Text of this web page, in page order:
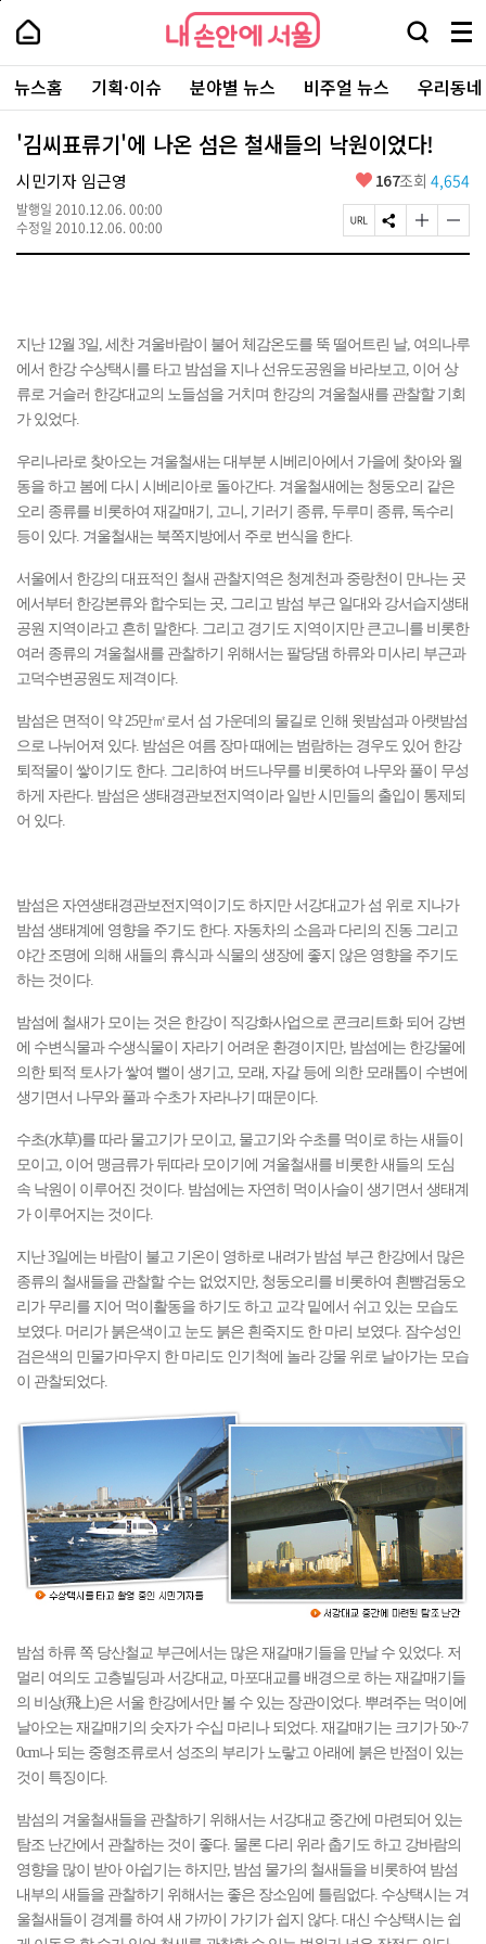
본
로
가
내
손
안
에
서
울
-
서
울
시
대
표
소
내
손
에
울
검
창
열
기
메
뉴
전
체
보
주
요
서
뉴스홈 기획·이슈 분야별 뉴스 비주얼 뉴스 우리동
'김씨표류기'에 나온 섬은 철새들의 낙원이었다!
시민기자 임근영
발행일 2010.12.06. 00:00
수정일 2010.12.06. 00:00
좋
요
167조회 4,654
페
이
복
사
S
N
기
글
자
변
경
하
기
글
자
변
경
하
기
지난 12월 3일, 세찬 겨울바람이 불어 체감온도를 뚝 떨어트린 날, 여의나루
에서 한강 수상택시를 타고 밤섬을 지나 선유도공원을 바라보고, 이어 상
류로 거슬러 한강대교의 노들섬을 거치며 한강의 겨울철새를 관찰할 기회
가 있었다.
우리나라로 찾아오는 겨울철새는 대부분 시베리아에서 가을에 찾아와 월
동을 하고 봄에 다시 시베리아로 돌아간다. 겨울철새에는 청둥오리 같은
오리 종류를 비롯하여 재갈매기, 고니, 기러기 종류, 두루미 종류, 독수리
등이 있다. 겨울철새는 북쪽지방에서 주로 번식을 한다.
서울에서 한강의 대표적인 철새 관찰지역은 청계천과 중랑천이 만나는 곳
에서부터 한강본류와 합수되는 곳, 그리고 밤섬 부근 일대와 강서습지생태
공원 지역이라고 흔히 말한다. 그리고 경기도 지역이지만 큰고니를 비롯한
여러 종류의 겨울철새를 관찰하기 위해서는 팔당댐 하류와 미사리 부근과
고덕수변공원도 제격이다.
밤섬은 면적이 약 25만㎡로서 섬 가운데의 물길로 인해 윗밤섬과 아랫밤섬
으로 나뉘어져 있다. 밤섬은 여름 장마 때에는 범람하는 경우도 있어 한강
퇴적물이 쌓이기도 한다. 그리하여 버드나무를 비롯하여 나무와 풀이 무성
하게 자란다. 밤섬은 생태경관보전지역이라 일반 시민들의 출입이 통제되
어 있다.
밤섬은 자연생태경관보전지역이기도 하지만 서강대교가 섬 위로 지나가
밤섬 생태계에 영향을 주기도 한다. 자동차의 소음과 다리의 진동 그리고
야간 조명에 의해 새들의 휴식과 식물의 생장에 좋지 않은 영향을 주기도
하는 것이다.
밤섬에 철새가 모이는 것은 한강이 직강화사업으로 콘크리트화 되어 강변
에 수변식물과 수생식물이 자라기 어려운 환경이지만, 밤섬에는 한강물에
의한 퇴적 토사가 쌓여 뻘이 생기고, 모래, 자갈 등에 의한 모래톱이 수변에
생기면서 나무와 풀과 수초가 자라나기 때문이다.
수초(水草)를 따라 물고기가 모이고, 물고기와 수초를 먹이로 하는 새들이
모이고, 이어 맹금류가 뒤따라 모이기에 겨울철새를 비롯한 새들의 도심
속 낙원이 이루어진 것이다. 밤섬에는 자연히 먹이사슬이 생기면서 생태계
가 이루어지는 것이다.
지난 3일에는 바람이 불고 기온이 영하로 내려가 밤섬 부근 한강에서 많은
종류의 철새들을 관찰할 수는 없었지만, 청둥오리를 비롯하여 흰뺨검둥오
리가 무리를 지어 먹이활동을 하기도 하고 교각 밑에서 쉬고 있는 모습도
보였다. 머리가 붉은색이고 눈도 붉은 흰죽지도 한 마리 보였다. 잠수성인
검은색의 민물가마우지 한 마리도 인기척에 놀라 강물 위로 날아가는 모습
이 관찰되었다.
밤섬 하류 쪽 당산철교 부근에서는 많은 재갈매기들을 만날 수 있었다. 저
멀리 여의도 고층빌딩과 서강대교, 마포대교를 배경으로 하는 재갈매기들
의 비상(飛上)은 서울 한강에서만 볼 수 있는 장관이었다. 뿌려주는 먹이에
날아오는 재갈매기의 숫자가 수십 마리나 되었다. 재갈매기는 크기가 50~7
0cm나 되는 중형조류로서 성조의 부리가 노랗고 아래에 붉은 반점이 있는
것이 특징이다.
밤섬의 겨울철새들을 관찰하기 위해서는 서강대교 중간에 마련되어 있는
탐조 난간에서 관찰하는 것이 좋다. 물론 다리 위라 춥기도 하고 강바람의
영향을 많이 받아 아쉽기는 하지만, 밤섬 물가의 철새들을 비롯하여 밤섬
내부의 새들을 관찰하기 위해서는 좋은 장소임에 틀림없다. 수상택시는 겨
울철새들이 경계를 하여 새 가까이 가기가 쉽지 않다. 대신 수상택시는 쉽
페
상
단
로